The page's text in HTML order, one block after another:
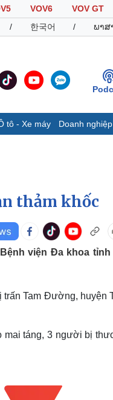
VOV6
VOV GT
/ 한국어 / ພາສ
tô - Xe máy Doanh nghiệp
máy
Du
thảm khốc
viện Đa khoa tỉnh
trấn Tam Đường, huyện
mai táng, 3 người bị